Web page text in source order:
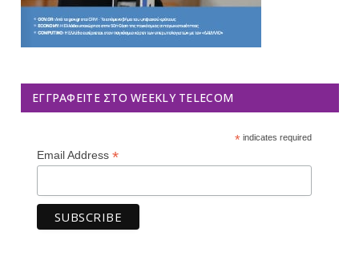
ΕΓΓΡΑΦΕΊΤΕ ΣΤΟ WEEKLY TELECOM
*indicates required
Email Address *